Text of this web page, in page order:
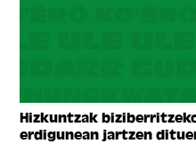
Hizkuntzak
erdigunean jartzen